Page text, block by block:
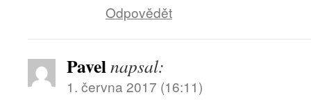
Odpovědět
Pavelnapsal:
1. června 2017 (16:11)